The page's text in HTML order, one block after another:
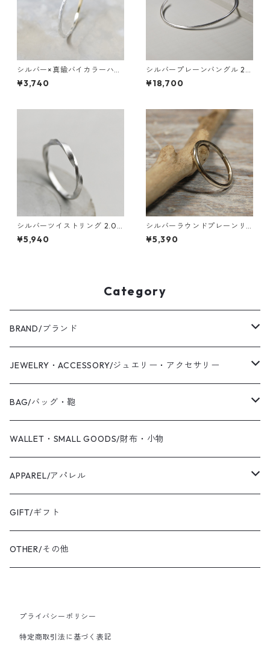
シルバー×真鍮バイカラーハー
フプレーンリング 1.2mm幅 つ
や消し槌目 3号～27号｜WKH
¥3,740
シルバープレーンバングル 2.
0mm幅 つや消し｜WKS PLAN
E BANGLE 2.0 sv matte｜FA
¥18,700
シルバーツイストリング 2.0m
m幅 つや消し 3号～27号｜W
KH TWIST RING 2.0 sv matt
¥5,940
シルバーラウンドプレーンリ
ング 1.8mm幅 鏡面｜FA-118
¥5,390
Category
BRAND/ブランド
WAS KNOT WAS
2019 S/S
Coaling Cards Publisher
JEWELRY・ACCESSORY/ジュエリー・アクセサリー
RING/リング・指輪
PIERCED EARRINGS/ピアス
EAR CUFF/イヤーカフ
BANGLE・BRACELET/バングル・ブレスレット
K18YG/K18イエローゴールド
PT900/プラチナ
BAG/バッグ・鞄
CANVAS/帆布
LEATHER/皮革
トートバッグ
ショルダーバッグ
WALLET・SMALL GOODS/財布・小物
APPAREL/アパレル
TOPS/トップス
SHIRT・BLOUSE/シャツ・ブラウス
OUTER/アウター
GIFT/ギフト
OTHER/その他
プライバシーポリシー
特定商取引法に基づく表記